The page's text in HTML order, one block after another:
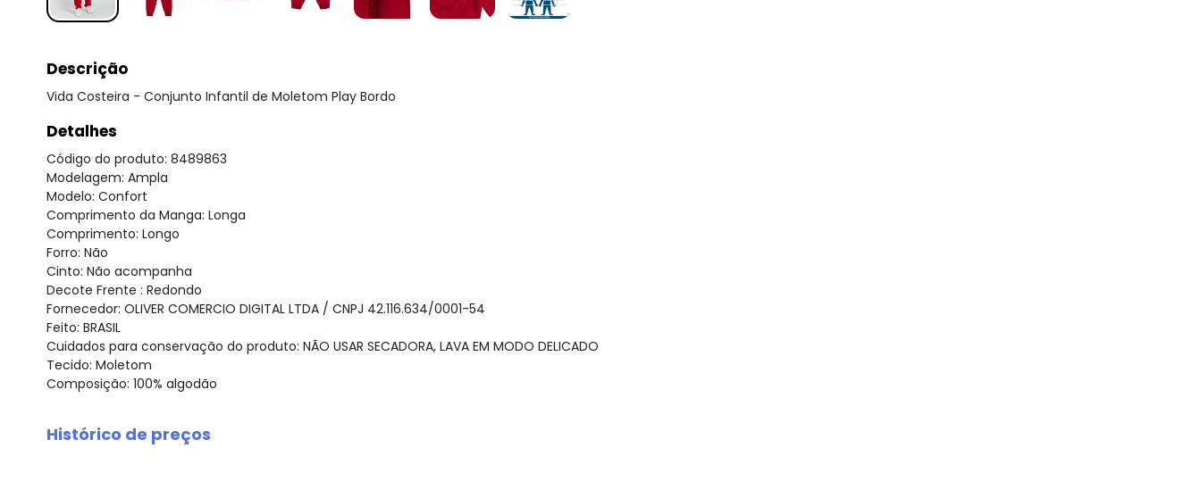
Descrição
Vida Costeira - Conjunto Infantil de Moletom Play Bordo
Detalhes
Código do produto: 8489863
Modelagem: Ampla
Modelo: Confort
Comprimento da Manga: Longa
Comprimento: Longo
Forro: Não
Cinto: Não acompanha
Decote Frente : Redondo
Fornecedor: OLIVER COMERCIO DIGITAL LTDA / CNPJ 42.116.634/0001-54
Feito: BRASIL
Cuidados para conservação do produto: NÃO USAR SECADORA, LAVA EM MODO DELICADO
Tecido: Moletom
Composição: 100% algodão
Histórico de preços